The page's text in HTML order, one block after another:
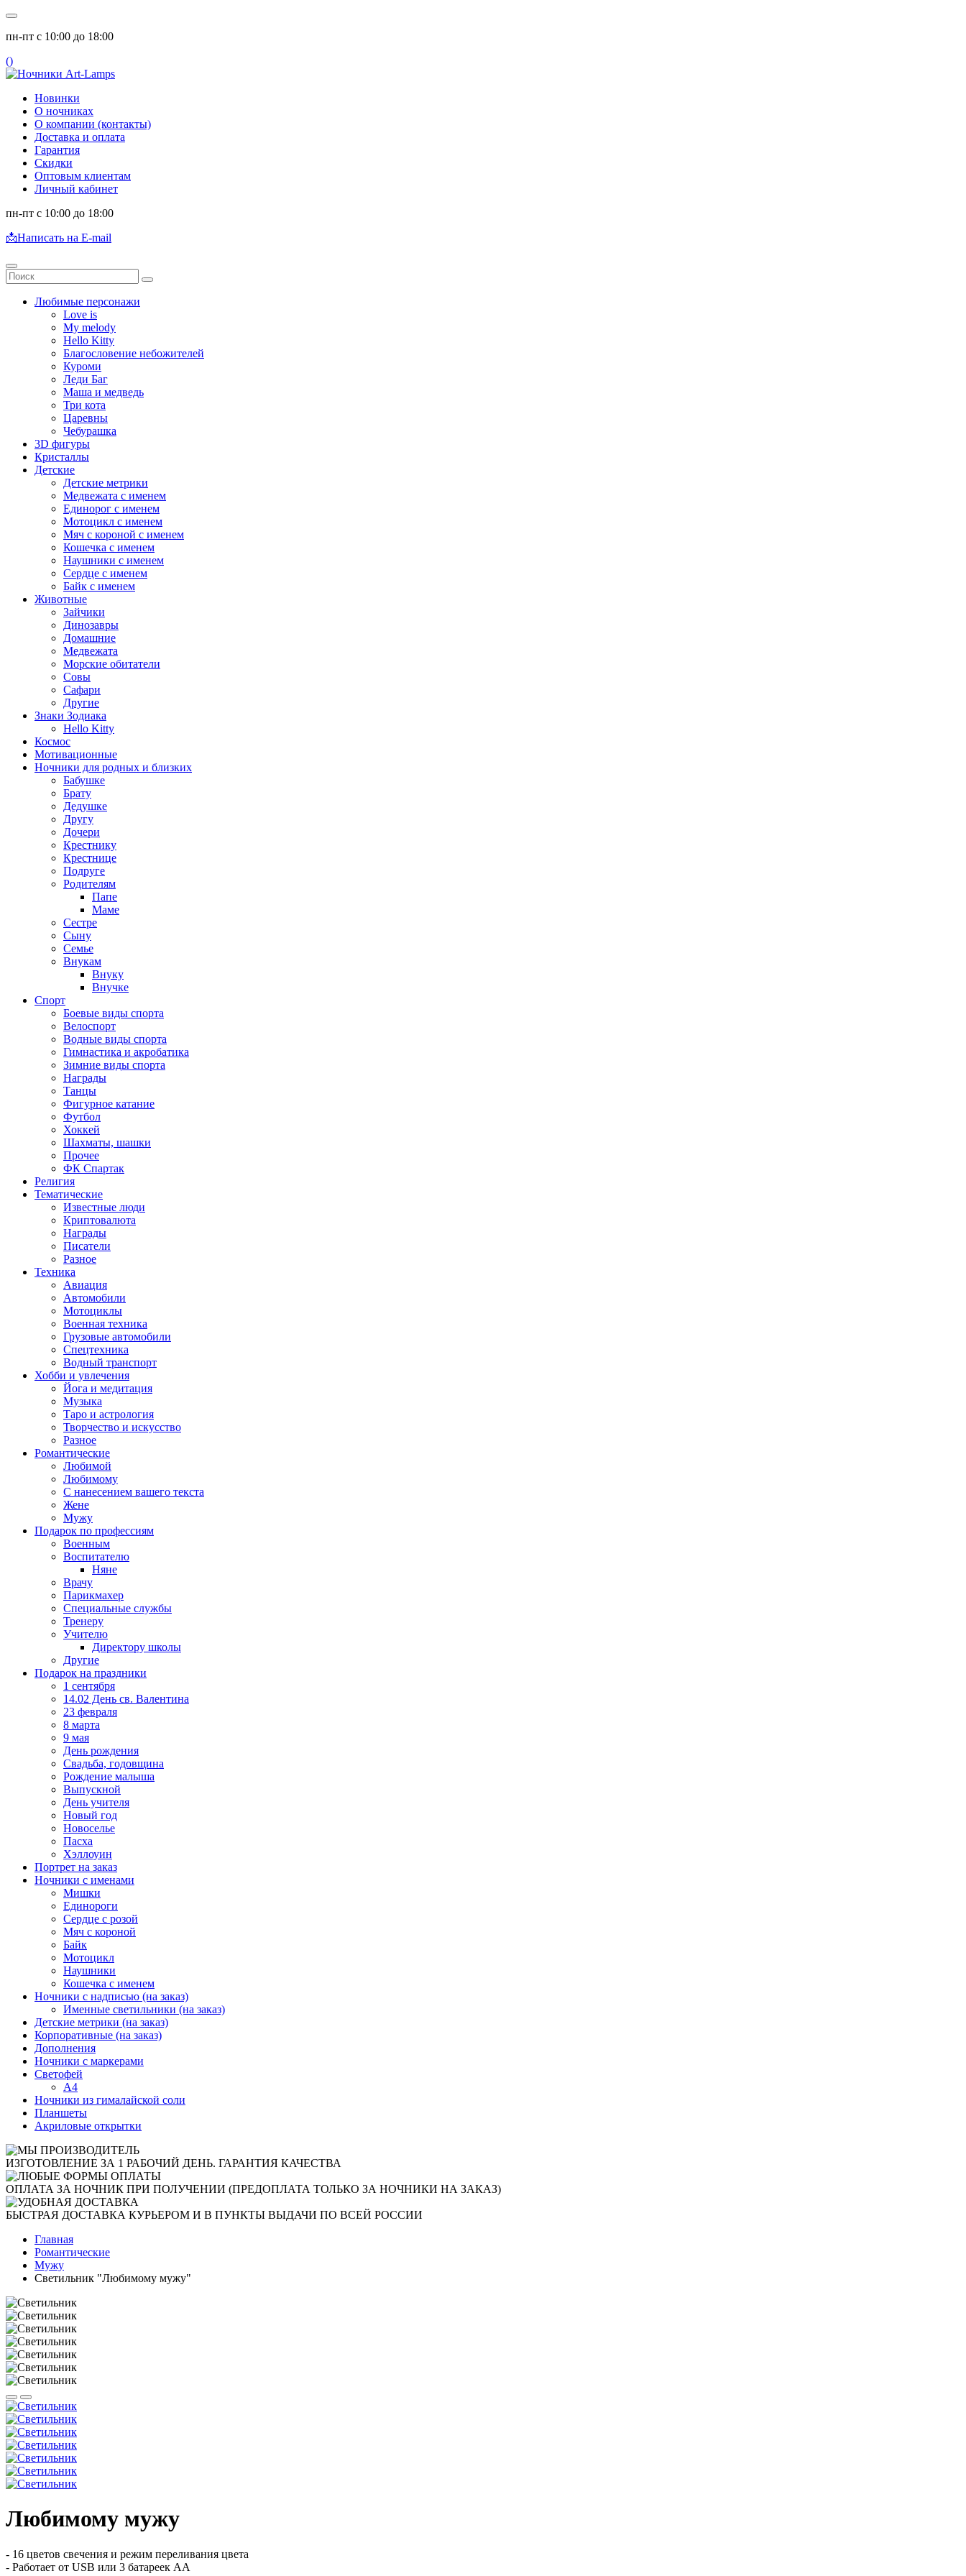
пн-пт с 10:00 до 18:00
()
Новинки
О ночниках
О компании (контакты)
Доставка и оплата
Гарантия
Скидки
Оптовым клиентам
Личный кабинет
пн-пт с 10:00 до 18:00
📩Написать на E-mail
Любимые персонажи
Love is
My melody
Hello Kitty
Благословение небожителей
Куроми
Леди Баг
Маша и медведь
Три кота
Царевны
Чебурашка
3D фигуры
Кристаллы
Детские
Детские метрики
Медвежата с именем
Единорог с именем
Мотоцикл с именем
Мяч с короной с именем
Кошечка с именем
Наушники с именем
Сердце с именем
Байк с именем
Животные
Зайчики
Динозавры
Домашние
Медвежата
Морские обитатели
Совы
Сафари
Другие
Знаки Зодиака
Hello Kitty
Космос
Мотивационные
Ночники для родных и близких
Бабушке
Брату
Дедушке
Другу
Дочери
Крестнику
Крестнице
Подруге
Родителям
Папе
Маме
Сестре
Сыну
Семье
Внукам
Внуку
Внучке
Спорт
Боевые виды спорта
Велоспорт
Водные виды спорта
Гимнастика и акробатика
Зимние виды спорта
Награды
Танцы
Фигурное катание
Футбол
Хоккей
Шахматы, шашки
Прочее
ФК Спартак
Религия
Тематические
Известные люди
Криптовалюта
Награды
Писатели
Разное
Техника
Авиация
Автомобили
Мотоциклы
Военная техника
Грузовые автомобили
Спецтехника
Водный транспорт
Хобби и увлечения
Йога и медитация
Музыка
Таро и астрология
Творчество и искусство
Разное
Романтические
Любимой
Любимому
С нанесением вашего текста
Жене
Мужу
Подарок по профессиям
Военным
Воспитателю
Няне
Врачу
Парикмахер
Специальные службы
Тренеру
Учителю
Директору школы
Другие
Подарок на праздники
1 сентября
14.02 День св. Валентина
23 февраля
8 марта
9 мая
День рождения
Свадьба, годовщина
Рождение малыша
Выпускной
День учителя
Новый год
Новоселье
Пасха
Хэллоуин
Портрет на заказ
Ночники с именами
Мишки
Единороги
Сердце с розой
Мяч с короной
Байк
Мотоцикл
Наушники
Кошечка с именем
Ночники с надписью (на заказ)
Именные светильники (на заказ)
Детские метрики (на заказ)
Корпоративные (на заказ)
Дополнения
Ночники с маркерами
Светофей
А4
Ночники из гималайской соли
Планшеты
Акриловые открытки
ИЗГОТОВЛЕНИЕ ЗА 1 РАБОЧИЙ ДЕНЬ. ГАРАНТИЯ КАЧЕСТВА
ОПЛАТА ЗА НОЧНИК ПРИ ПОЛУЧЕНИИ (ПРЕДОПЛАТА ТОЛЬКО ЗА НОЧНИКИ НА ЗАКАЗ)
БЫСТРАЯ ДОСТАВКА КУРЬЕРОМ И В ПУНКТЫ ВЫДАЧИ ПО ВСЕЙ РОССИИ
Главная
Романтические
Мужу
Светильник "Любимому мужу"
Любимому мужу
- 16 цветов свечения и режим переливания цвета
- Работает от USB или 3 батареек АА